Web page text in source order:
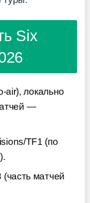
Six
air), локально
—
TF1 (по
(часть матчей